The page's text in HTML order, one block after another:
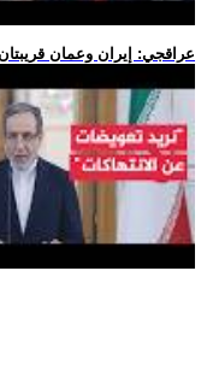
.. عراقجي: إيران وعمان